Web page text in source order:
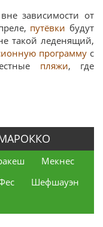
зависимости от
путёвки будут
такой леденящий,
программу с
пляжи, где
Мекнес
Шефшауэн